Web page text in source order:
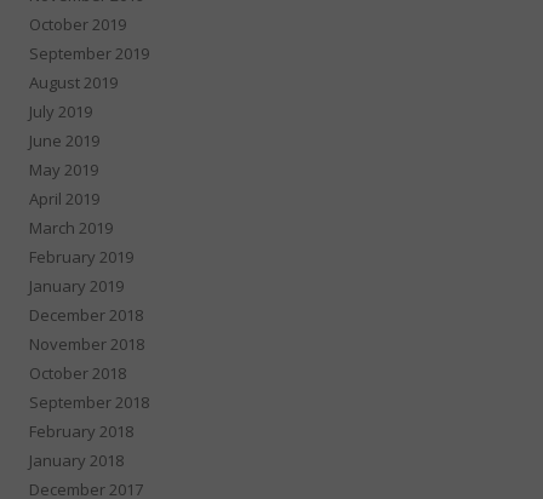
October 2019
September 2019
August 2019
July 2019
June 2019
May 2019
April 2019
March 2019
February 2019
January 2019
December 2018
November 2018
October 2018
September 2018
February 2018
January 2018
December 2017